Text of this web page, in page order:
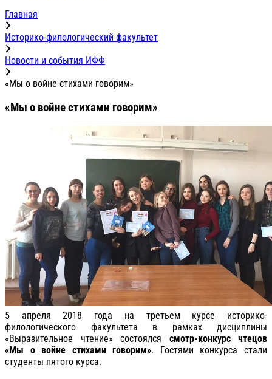
Главная
Историко-филологический факультет
Новости и события ИФФ
«Мы о войне стихами говорим»
«Мы о войне стихами говорим»
5 апреля 2018 года на третьем курсе историко-
филологического факультета в рамках дисциплины
«Выразительное чтение» состоялся смотр-конкурс чтецов
«Мы о войне стихами говорим». Гостями конкурса стали
студенты пятого курса.